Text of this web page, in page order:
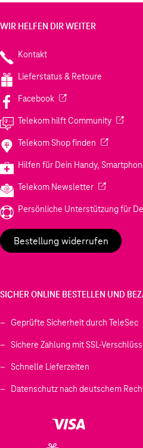
WIR HELFEN DIR WEITER
Kontakt
Lieferstatus & Retoure
Facebook(Wird in einem neuen
Telekom hilft Community(Wird in
Telekom Shop finden (Wird in
Hilfen für Dein Handy,
Telekom Newsletter(Wird in
Persönliche Unterstützung für
Bestellung widerrufen
SICHER ONLINE BESTELLEN UND
Geprüfte Sicherheit durch TeleSec
Sichere Zahlung mit SSL-
Schnelle Lieferzeiten
Datenschutz nach deutschem